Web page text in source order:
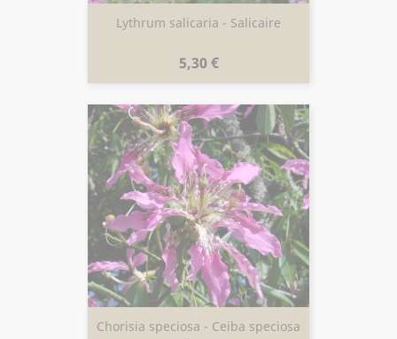
Lythrum salicaria - Salicaire
Prix
5,30 €
Chorisia speciosa - Ceiba speciosa